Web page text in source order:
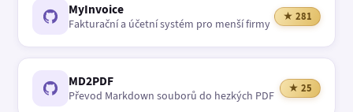
MyInvoice
Fakturační a účetní systém pro menší firmy
★ 281
MD2PDF
Převod Markdown souborů do hezkých PDF
★ 25